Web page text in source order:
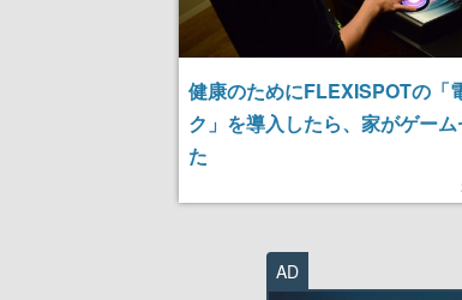
健康のためにFLEXISPOTの「
ク」を導入したら、家がゲー
た
AD